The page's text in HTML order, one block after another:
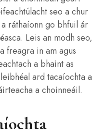
seo a chur
ráthaíonn go bhfuil ár
Leis an modh seo,
freagra in am agus
a bhaint as
ard tacaíochta a
a choinneáil.